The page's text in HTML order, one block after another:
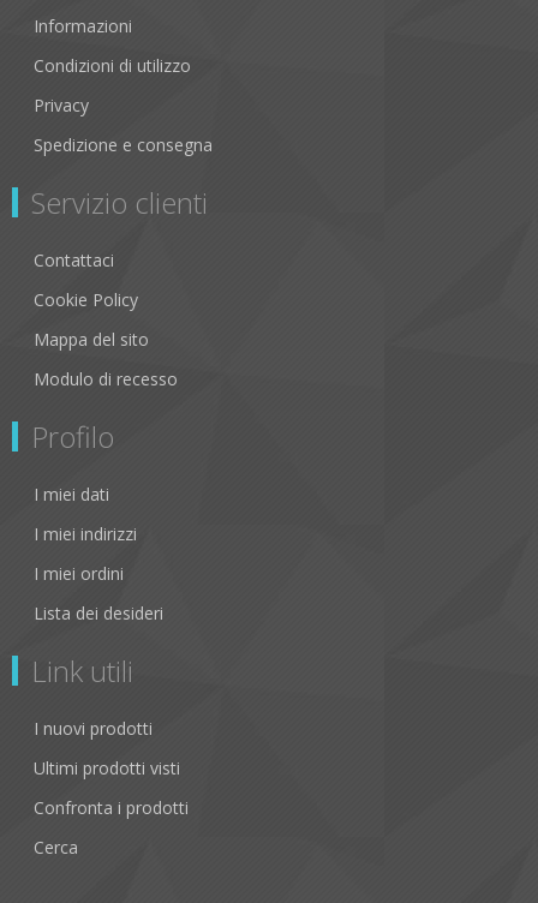
Informazioni
Condizioni di utilizzo
Privacy
Spedizione e consegna
Servizio clienti
Contattaci
Cookie Policy
Mappa del sito
Modulo di recesso
Profilo
I miei dati
I miei indirizzi
I miei ordini
Lista dei desideri
Link utili
I nuovi prodotti
Ultimi prodotti visti
Confronta i prodotti
Cerca